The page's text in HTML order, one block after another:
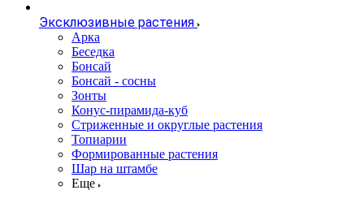
Эксклюзивные растения
Арка
Беседка
Бонсай
Бонсай - сосны
Зонты
Конус-пирамида-куб
Стриженные и округлые растения
Топиарии
Формированные растения
Шар на штамбе
Еще